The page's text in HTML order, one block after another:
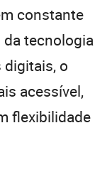
constante
da tecnologia
digitais, o
acessível,
flexibilidade